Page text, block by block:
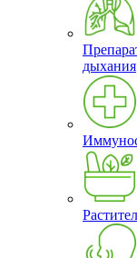
дыхания